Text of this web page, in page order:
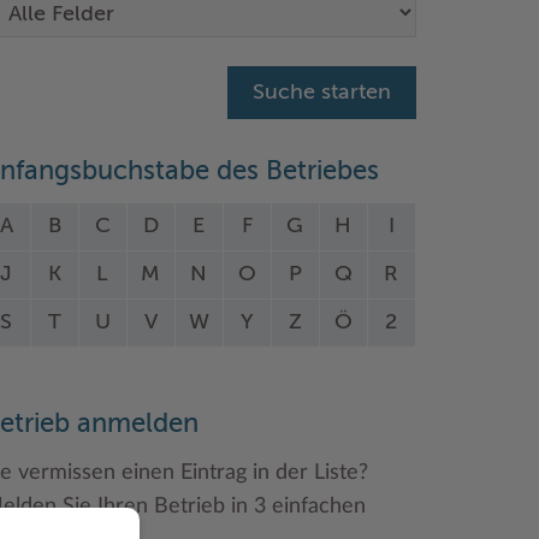
des Betriebes
A B C D E F G H
J K L M N O P Q R
S T U V W Y Z Ö 2
anmelden
vermissen einen Eintrag in der Liste?
Sie Ihren Betrieb in 3 einfachen